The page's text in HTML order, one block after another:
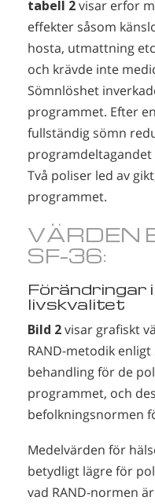
tabell 2visar erfor
effekter såsom
hosta, utmattning
och krävde inte
Sömnlöshet
programmet. Efter
fullständig sömn
Två poliser led av
programmet.
VÄRDEN
SF-36:
Förändringar
livskvalitet
Bild 2visar grafiskt
RAND-metodik
behandling för de
programmet, och
befolkningsnormen
Medelvärden för
betydligt lägre för
vad RAND-normen